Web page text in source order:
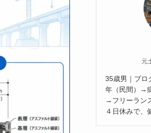
元
35歳男｜ブロ
年（民間）→
→フリーラン
４日休みで、